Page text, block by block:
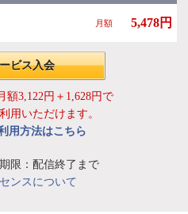
月額 5,478円
ビス入会
額3,122円＋1,628円で
用いただけます。
用方法はこちら
限：配信終了まで
ンスについて